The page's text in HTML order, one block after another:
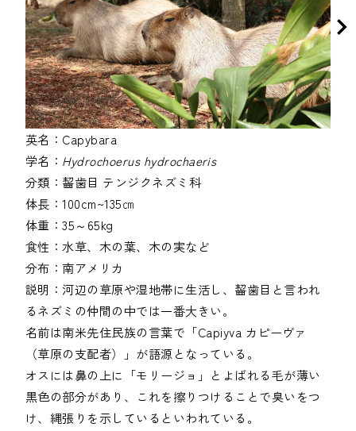
英名： Capybara
学名： Hydrochoerus hydrochaeris
分類： 齧歯目 テンジクネズミ科
体長：100cm~135㎝
体重：35～65kg
食性：水草、木の葉、木の実など
分布： 南アメリカ
説明： 河辺の草原や湿地帯に生活し、齧歯目と言われ
るネズミの仲間の中では一番大きい。
名前は南米先住民族の言葉で「Capiyva カピーヴァ
（草原の支配者）」が語源となっている。
オスには鼻の上に「モリージョ」とよばれる毛が薄い
黒色の部分があり、これを擦りつけることで臭いをつ
け、縄張りを示しているといわれている。